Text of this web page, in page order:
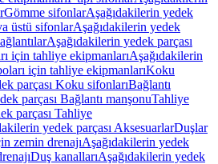
Gömme sifonlarAşağıdakilerin yedek
üstü sifonlarAşağıdakilerin yedek
Aşağıdakilerin yedek parçası
için tahliye ekipmanlarıAşağıdakilerin
için tahliye ekipmanlarıKoku
parçası Koku sifonlarıBağlantı
parçası Bağlantı manşonuTahliye
parçası Tahliye
yedek parçası AksesuarlarDuşlar
zemin drenajıAşağıdakilerin yedek
Duş kanallarıAşağıdakilerin yedek